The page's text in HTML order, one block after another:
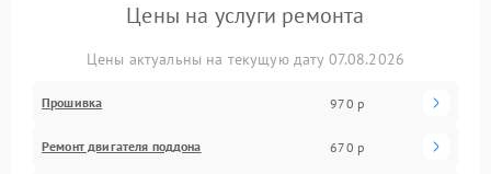
Цены на услуги ремонта
Цены актуальны на текущую дату 07.08.2026
Прошивка 970 р
Ремонт двигателя поддона 670 р